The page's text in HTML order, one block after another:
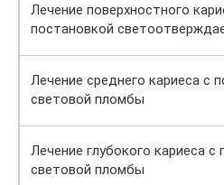
Лечение поверхностного
постановкой
Лечение среднего кариеса с
световой пломбы
Лечение глубокого кариеса с
световой пломбы